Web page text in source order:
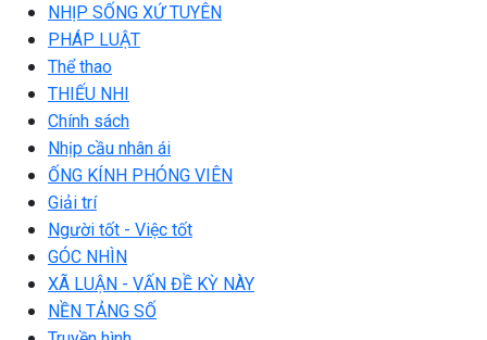
NHỊP SỐNG XỨ TUYÊN
PHÁP LUẬT
Thể thao
THIẾU NHI
Chính sách
Nhịp cầu nhân ái
ỐNG KÍNH PHÓNG VIÊN
Giải trí
Người tốt - Việc tốt
GÓC NHÌN
XÃ LUẬN - VẤN ĐỀ KỲ NÀY
NỀN TẢNG SỐ